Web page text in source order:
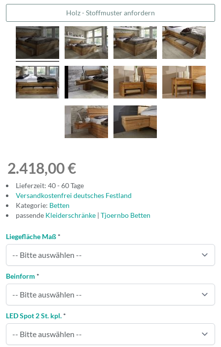
Holz - Stoffmuster anfordern
2.418,00 €
Lieferzeit: 40 - 60 Tage
Versandkostenfrei deutsches Festland
Kategorie: Betten
passende Kleiderschränke | Tjoernbo Betten
Liegefläche Maß *
Beinform *
LED Spot 2 St. kpl. *